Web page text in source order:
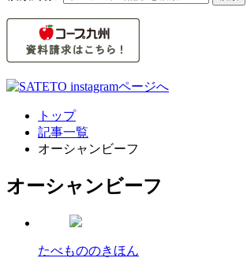
トップ
記事一覧
オーシャンビーフ
オーシャンビーフ
たべもののきほん